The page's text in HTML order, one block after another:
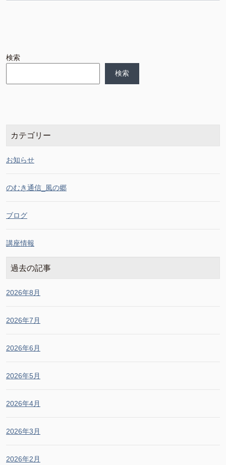
検索
検索
カテゴリー
お知らせ
のむき通信_風の郷
ブログ
講座情報
過去の記事
2026年8月
2026年7月
2026年6月
2026年5月
2026年4月
2026年3月
2026年2月